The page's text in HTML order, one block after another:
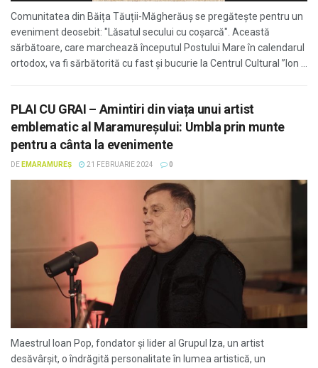
Comunitatea din Băița Tăuții-Măgherăuș se pregătește pentru un
eveniment deosebit: "Lăsatul secului cu coșarcă". Această
sărbătoare, care marchează începutul Postului Mare în calendarul
ortodox, va fi sărbătorită cu fast și bucurie la Centrul Cultural ”Ion ...
PLAI CU GRAI – Amintiri din viața unui artist
emblematic al Maramureșului: Umbla prin munte
pentru a cânta la evenimente
DE EMARAMUREȘ 21 FEBRUARIE 2024 0
Maestrul Ioan Pop, fondator și lider al Grupul Iza, un artist
desăvârșit, o îndrăgită personalitate în lumea artistică, un